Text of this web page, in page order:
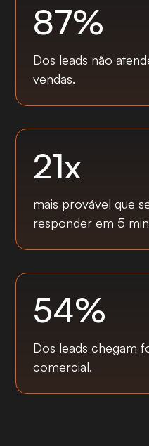
87%
Dos leads não
vendas.
21x
mais provável que
responder em 5
54%
Dos leads chegam
comercial.